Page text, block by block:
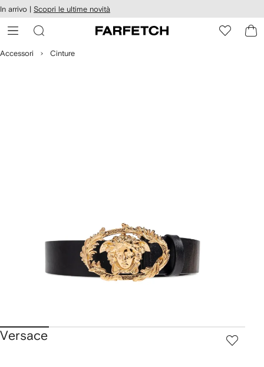
ai
In arrivo | Scopri le ultime novità
Accessori Cinture
Versace